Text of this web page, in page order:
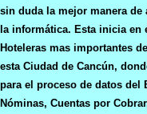
sin duda la mejor manera de
la informática. Esta inicia en
Hoteleras mas importantes
esta Ciudad de Cancún,
para el proceso de datos del
Nóminas, Cuentas por